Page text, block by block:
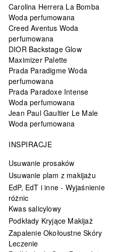
Carolina Herrera La Bomba
Woda perfumowana
Creed Aventus Woda
perfumowana
DIOR Backstage Glow
Maximizer Palette
Prada Paradigme Woda
perfumowana
Prada Paradoxe Intense
Woda perfumowana
Jean Paul Gaultier Le Male
Woda perfumowana
INSPIRACJE
Usuwanie prosaków
Usuwanie plam z makijażu
EdP, EdT i inne - Wyjaśnienie
różnic
Kwas salicylowy
Podkłady Kryjące Makijaż
Zapalenie Okołoustne Skóry
Leczenie